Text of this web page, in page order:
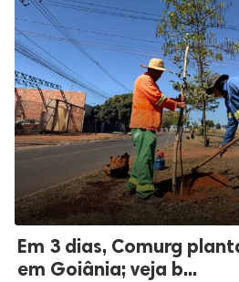
Em 3 dias, Comurg
em Goiânia; veja b...